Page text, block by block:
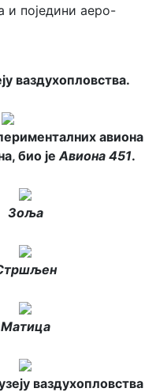
и поједини аеро-
ваздухопловства.
авиона
био је Авиона 451.
Зоља
Матица
ваздухопловства